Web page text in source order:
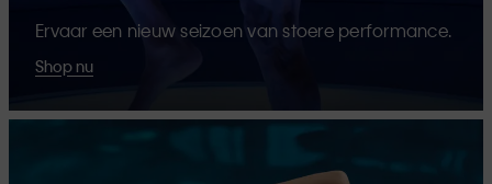
Ervaar een nieuw seizoen van stoere performance.
Shop nu